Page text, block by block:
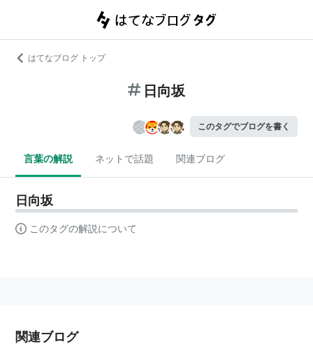
はてなブログ トップ
日向坂
このタグでブログを書く
言葉の解説 ネットで話題 関連ブログ
日向坂
このタグの解説について
関連ブログ